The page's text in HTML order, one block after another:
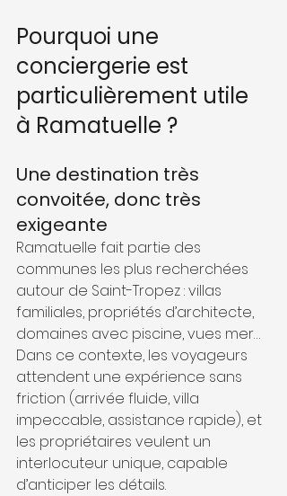
Pourquoi une
conciergerie est
particulièrement utile
à Ramatuelle ?
Une destination très
convoitée, donc très
exigeante
Ramatuelle fait partie des
communes les plus recherchées
autour de Saint-Tropez : villas
familiales, propriétés d’architecte,
domaines avec piscine, vues mer…
Dans ce contexte, les voyageurs
attendent une expérience sans
friction (arrivée fluide, villa
impeccable, assistance rapide), et
les propriétaires veulent un
interlocuteur unique, capable
d’anticiper les détails.